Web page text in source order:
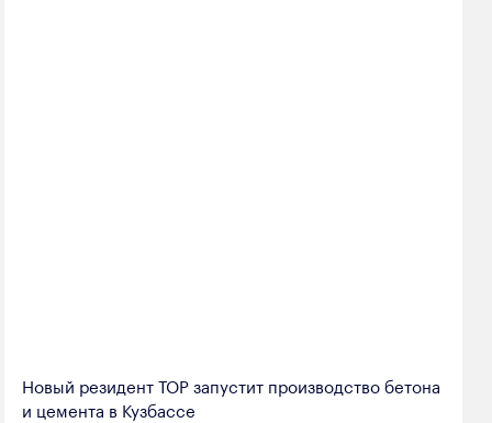
Новый резидент ТОР запустит производство бетона
и цемента в Кузбассе